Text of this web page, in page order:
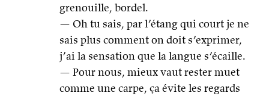
grenouille, bordel.
— Oh tu sais, par l’étang qui court je ne
sais plus comment on doit s’exprimer,
j’ai la sensation que la langue s’écaille.
— Pour nous, mieux vaut rester muet
comme une carpe, ça évite les regards